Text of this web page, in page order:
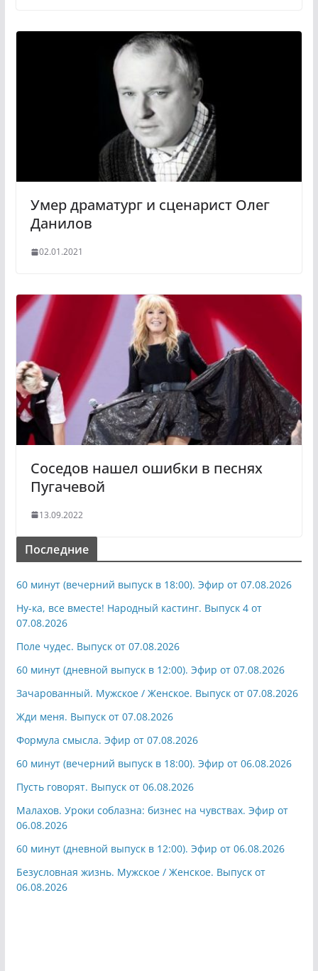
Умер драматург и сценарист Олег
Данилов
02.01.2021
Соседов нашел ошибки в песнях
Пугачевой
13.09.2022
Последние
60 минут (вечерний выпуск в 18:00). Эфир от 07.08.2026
Ну-ка, все вместе! Народный кастинг. Выпуск 4 от
07.08.2026
Поле чудес. Выпуск от 07.08.2026
60 минут (дневной выпуск в 12:00). Эфир от 07.08.2026
Зачарованный. Мужское / Женское. Выпуск от 07.08.2026
Жди меня. Выпуск от 07.08.2026
Формула смысла. Эфир от 07.08.2026
60 минут (вечерний выпуск в 18:00). Эфир от 06.08.2026
Пусть говорят. Выпуск от 06.08.2026
Малахов. Уроки соблазна: бизнес на чувствах. Эфир от
06.08.2026
60 минут (дневной выпуск в 12:00). Эфир от 06.08.2026
Безусловная жизнь. Мужское / Женское. Выпуск от
06.08.2026